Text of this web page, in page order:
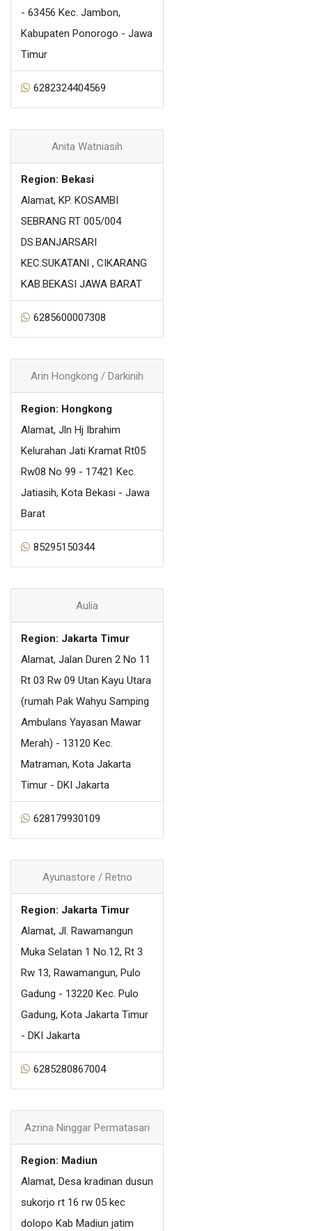
- 63456 Kec. Jambon,
Kabupaten Ponorogo - Jawa
Timur
6282324404569
Anita Watniasih
Region: Bekasi
Alamat, KP. KOSAMBI
SEBRANG RT 005/004
DS.BANJARSARI
KEC.SUKATANI , CIKARANG
KAB.BEKASI JAWA BARAT
6285600007308
Arin Hongkong / Darkinih
Region: Hongkong
Alamat, Jln Hj Ibrahim
Kelurahan Jati Kramat Rt05
Rw08 No 99 - 17421 Kec.
Jatiasih, Kota Bekasi - Jawa
Barat
85295150344
Aulia
Region: Jakarta Timur
Alamat, Jalan Duren 2 No 11
Rt 03 Rw 09 Utan Kayu Utara
(rumah Pak Wahyu Samping
Ambulans Yayasan Mawar
Merah) - 13120 Kec.
Matraman, Kota Jakarta
Timur - DKI Jakarta
628179930109
Ayunastore / Retno
Region: Jakarta Timur
Alamat, Jl. Rawamangun
Muka Selatan 1 No.12, Rt 3
Rw 13, Rawamangun, Pulo
Gadung - 13220 Kec. Pulo
Gadung, Kota Jakarta Timur
- DKI Jakarta
6285280867004
Azrina Ninggar Permatasari
Region: Madiun
Alamat, Desa kradinan dusun
sukorjo rt 16 rw 05 kec
dolopo Kab Madiun jatim